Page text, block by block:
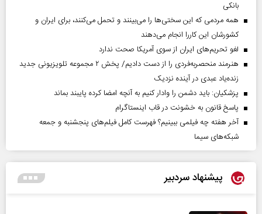
بانکی
همه مردمی که این سختی‌ها را می‌بینند و تحمل می‌کنند، برای ایران و
کشورشان این کاررا انجام می‌دهند
لغو تحریم‌های ایران از سوی آمریکا صحت ندارد
هنرمند منحصر‌به‌فردی را از دست دادیم/ پخش ۲ مجموعه تلویزیونی جدید
زنده‌یاد عبدی در آینده نزدیک
پزشکیان: باید دشمن را وادار کنیم به آنچه امضا کرده پایبند بماند
پاسخ قانون به خشونت در قاب اینستاگرام
آخر هفته چه فیلمی ببینیم؟ فهرست کامل فیلم‌های پنجشنبه و جمعه
شبکه‌های سیما
پیشنهاد سردبیر